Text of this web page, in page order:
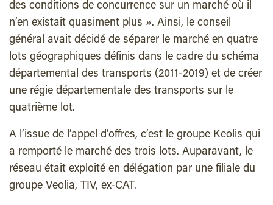
des conditions de concurrence sur un marché où il
n’en existait quasiment plus ». Ainsi, le conseil
général avait décidé de séparer le marché en quatre
lots géographiques définis dans le cadre du schéma
départemental des transports (2011-2019) et de créer
une régie départementale des transports sur le
quatrième lot.
A l’issue de l’appel d’offres, c’est le groupe Keolis qui
a remporté le marché des trois lots. Auparavant, le
réseau était exploité en délégation par une filiale du
groupe Veolia, TIV, ex-CAT.